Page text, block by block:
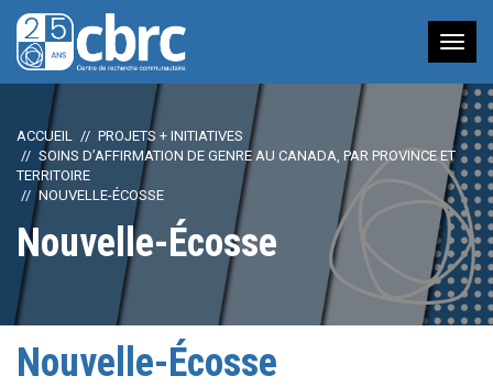
à
ACCUEIL
PROJETS + INITIATIVES
SOINS D’AFFIRMATION DE GENRE AU CANADA, PAR PROVINCE ET
TERRITOIRE
NOUVELLE-ÉCOSSE
Nouvelle-Écosse
Nouvelle-Écosse